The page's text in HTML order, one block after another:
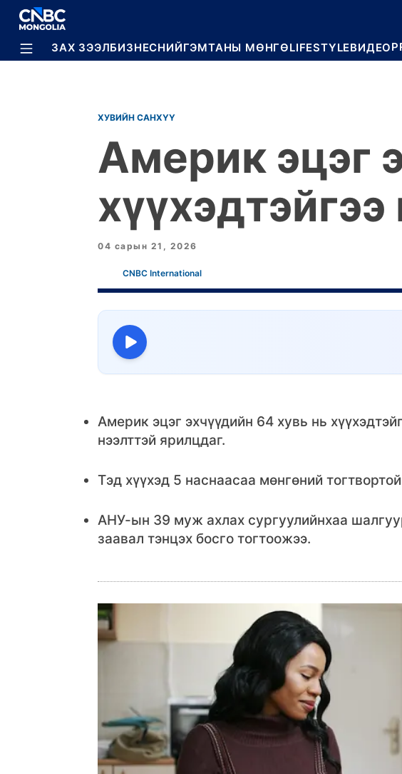
BREAKING
ЗАХ ЗЭЭЛБИЗНЕСНИЙГЭМТАНЫ МӨНГӨLIFESTYLEВИДЕО
ХУВИЙН САНХҮҮ
Америк эцэг
04 сарын 21, 2026
CNBC International
Америк эцэг эхчүүдийн 64 хувь нь
нээлттэй ярилцдаг.
Тэд хүүхэд 5 наснаасаа мөнгөний
АНУ-ын 39 муж ахлах сургуулийнхаа
заавал тэнцэх босго тогтоожээ.